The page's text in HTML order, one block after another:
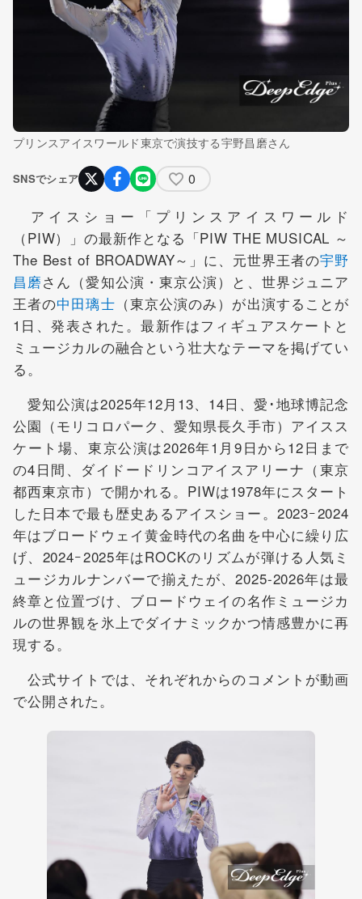
プリンスアイスワールド東京で演技する宇野昌磨さん
SNSでシェア 0
アイスショー「プリンスアイスワールド
（PIW）」の最新作となる「PIW THE MUSICAL ～
The Best of BROADWAY～」に、元世界王者の宇野
昌磨さん（愛知公演・東京公演）と、世界ジュニア
王者の中田璃士 （東京公演のみ）が出演することが
1日、発表された。最新作はフィギュアスケートと
ミュージカルの融合という壮大なテーマを掲げてい
る。
愛知公演は2025年12月13、14日、愛･地球博記念
公園（モリコロパーク、愛知県長久手市）アイスス
ケート場、東京公演は2026年1月9日から12日まで
の4日間、ダイドードリンコアイスアリーナ（東京
都西東京市）で開かれる。PIWは1978年にスタート
した日本で最も歴史あるアイスショー。2023ｰ2024
年はブロードウェイ黄金時代の名曲を中心に繰り広
げ、2024ｰ2025年はROCKのリズムが弾ける人気ミ
ュージカルナンバーで揃えたが、2025-2026年は最
終章と位置づけ、ブロードウェイの名作ミュージカ
ルの世界観を氷上でダイナミックかつ情感豊かに再
現する。
公式サイトでは、それぞれからのコメントが動画
で公開された。